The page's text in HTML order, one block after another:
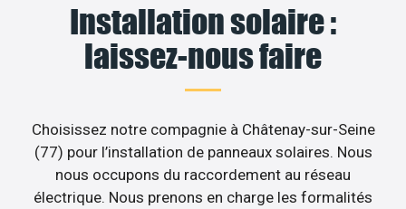
Installation solaire :
laissez-nous faire
Choisissez notre compagnie à Châtenay-sur-Seine
(77) pour l’installation de panneaux solaires. Nous
nous occupons du raccordement au réseau
électrique. Nous prenons en charge les formalités